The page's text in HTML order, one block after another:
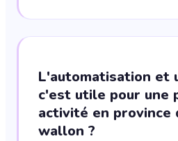
L'automatisation et
c'est utile pour une
activité en province
wallon ?